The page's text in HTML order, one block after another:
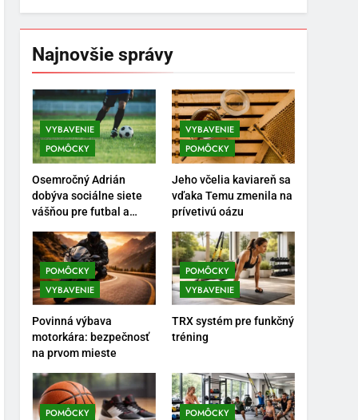
Najnovšie správy
VYBAVENIE
POMÔCKY
Osemročný Adrián
dobýva sociálne siete
vášňou pre futbal a
vďaka produktom z
Temu
VYBAVENIE
POMÔCKY
Jeho včelia kaviareň sa
vďaka Temu zmenila na
prívetivú oázu
POMÔCKY
VYBAVENIE
Povinná výbava
motorkára: bezpečnosť
na prvom mieste
POMÔCKY
VYBAVENIE
TRX systém pre funkčný
tréning
POMÔCKY
POMÔCKY
5
Ako vybrať basketbalovú
loptu a obuv správne
POMÔCKY VYBAVENIE
6
Ako kombinovať rôzne
tréningové pomôcky
POMÔCKY VYBAVENIE
7
brucha
POMÔCKY VYBAVENIE